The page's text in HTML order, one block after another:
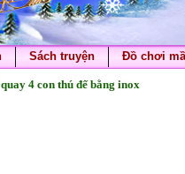
Sách truyện Đồ chơi
4 con thú đế bằng inox